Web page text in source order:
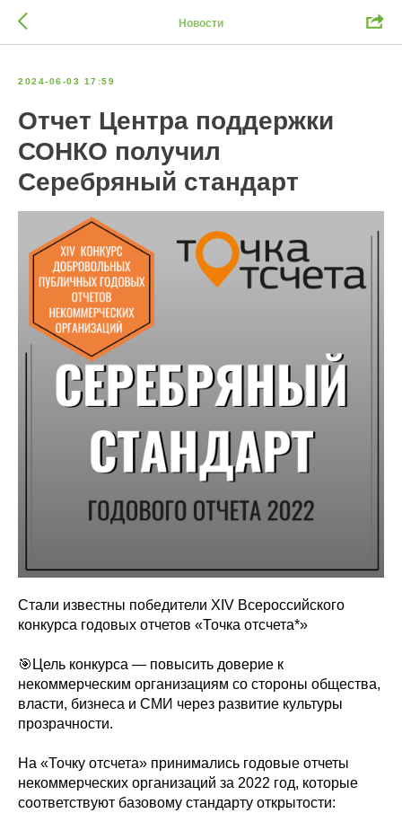
Новости
2024-06-03 17:59
Отчет Центра поддержки
СОНКО получил
Серебряный стандарт
Стали известны победители XIV Всероссийского
конкурса годовых отчетов «Точка отсчета*»
🎯Цель конкурса — повысить доверие к
некоммерческим организациям со стороны общества,
власти, бизнеса и СМИ через развитие культуры
прозрачности.
На «Точку отсчета» принимались годовые отчеты
некоммерческих организаций за 2022 год, которые
соответствуют базовому стандарту открытости: